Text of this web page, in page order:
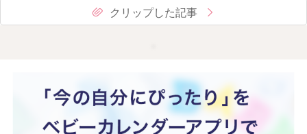
クリップした記事